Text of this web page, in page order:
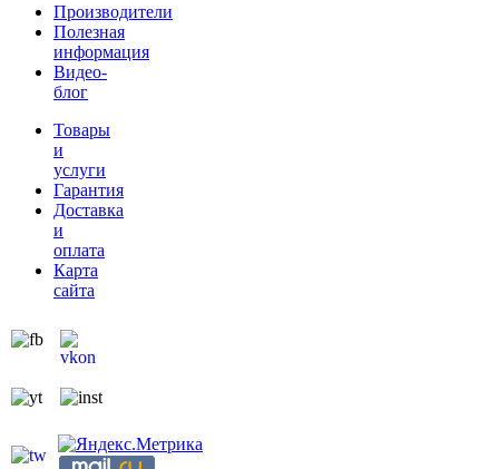
Производители
Полезная
информация
Видео-
блог
Товары
и
услуги
Гарантия
Доставка
и
оплата
Карта
сайта